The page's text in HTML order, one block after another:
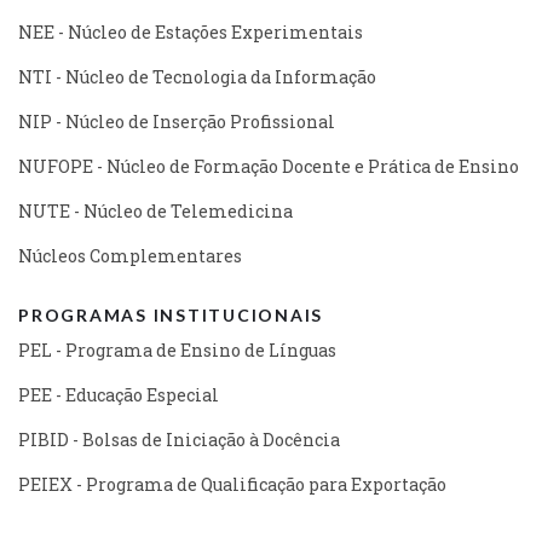
NEE - Núcleo de Estações Experimentais
NTI - Núcleo de Tecnologia da Informação
NIP - Núcleo de Inserção Profissional
NUFOPE - Núcleo de Formação Docente e Prática de Ensino
NUTE - Núcleo de Telemedicina
Núcleos Complementares
PROGRAMAS INSTITUCIONAIS
PEL - Programa de Ensino de Línguas
PEE - Educação Especial
PIBID - Bolsas de Iniciação à Docência
PEIEX - Programa de Qualificação para Exportação